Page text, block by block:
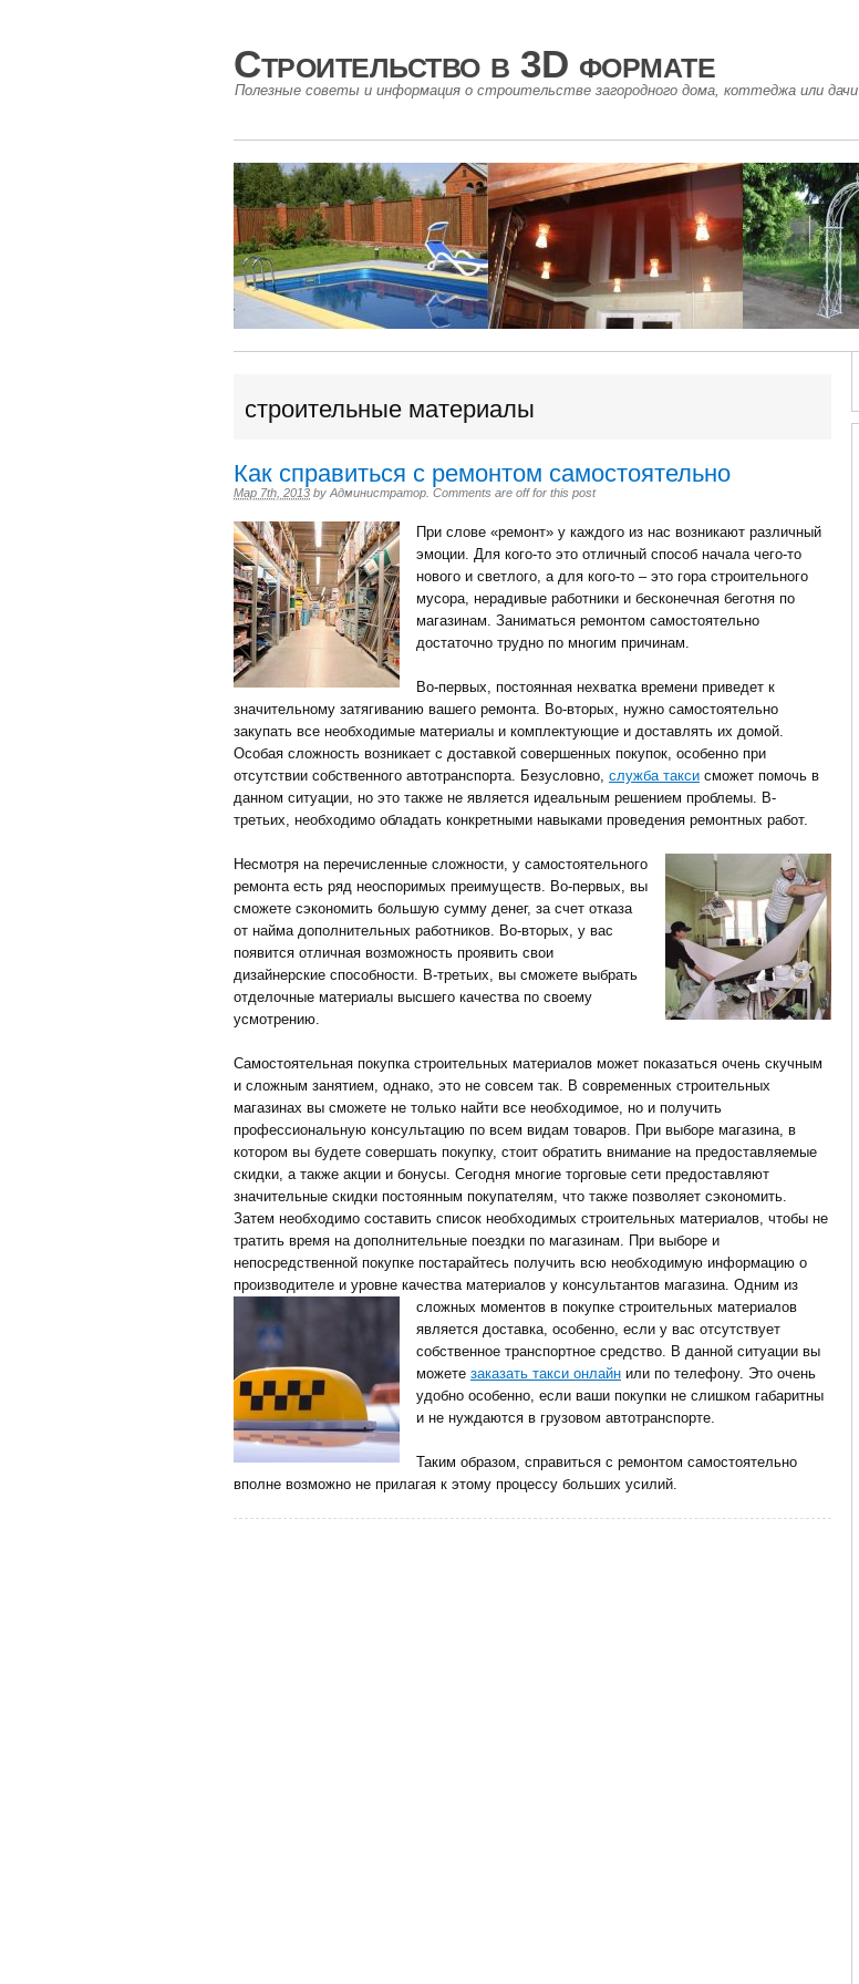
Строительство в 3D формате
Полезные советы и информация о строительстве загородного дома, коттеджа или дачи
строительные материалы
Как справиться с ремонтом самостоятельно
Мар 7th, 2013 by Администратор Comments are off for this post
При слове «ремонт» у каждого из нас возникают различный
эмоции. Для кого-то это отличный способ начала чего-то
нового и светлого, а для кого-то – это гора строительного
мусора, нерадивые работники и бесконечная беготня по
магазинам. Заниматься ремонтом самостоятельно
достаточно трудно по многим причинам.
Во-первых, постоянная нехватка времени приведет к
значительному затягиванию вашего ремонта. Во-вторых, нужно самостоятельно
закупать все необходимые материалы и комплектующие и доставлять их домой.
Особая сложность возникает с доставкой совершенных покупок, особенно при
отсутствии собственного автотранспорта. Безусловно, служба такси сможет помочь в
данном ситуации, но это также не является идеальным решением проблемы. В-
третьих, необходимо обладать конкретными навыками проведения ремонтных работ.
Несмотря на перечисленные сложности, у самостоятельного
ремонта есть ряд неоспоримых преимуществ. Во-первых, вы
сможете сэкономить большую сумму денег, за счет отказа
от найма дополнительных работников. Во-вторых, у вас
появится отличная возможность проявить свои
дизайнерские способности. В-третьих, вы сможете выбрать
отделочные материалы высшего качества по своему
усмотрению.
Самостоятельная покупка строительных материалов может показаться очень скучным
и сложным занятием, однако, это не совсем так. В современных строительных
магазинах вы сможете не только найти все необходимое, но и получить
профессиональную консультацию по всем видам товаров. При выборе магазина, в
котором вы будете совершать покупку, стоит обратить внимание на предоставляемые
скидки, а также акции и бонусы. Сегодня многие торговые сети предоставляют
значительные скидки постоянным покупателям, что также позволяет сэкономить.
Затем необходимо составить список необходимых строительных материалов, чтобы не
тратить время на дополнительные поездки по магазинам. При выборе и
непосредственной покупке постарайтесь получить всю необходимую информацию о
производителе и уровне качества материалов у консультантов магазина. Одним из
сложных моментов в покупке строительных материалов
является доставка, особенно, если у вас отсутствует
собственное транспортное средство. В данной ситуации вы
можете заказать такси онлайн или по телефону. Это очень
удобно особенно, если ваши покупки не слишком габаритны
и не нуждаются в грузовом автотранспорте.
Таким образом, справиться с ремонтом самостоятельно
вполне возможно не прилагая к этому процессу больших усилий.